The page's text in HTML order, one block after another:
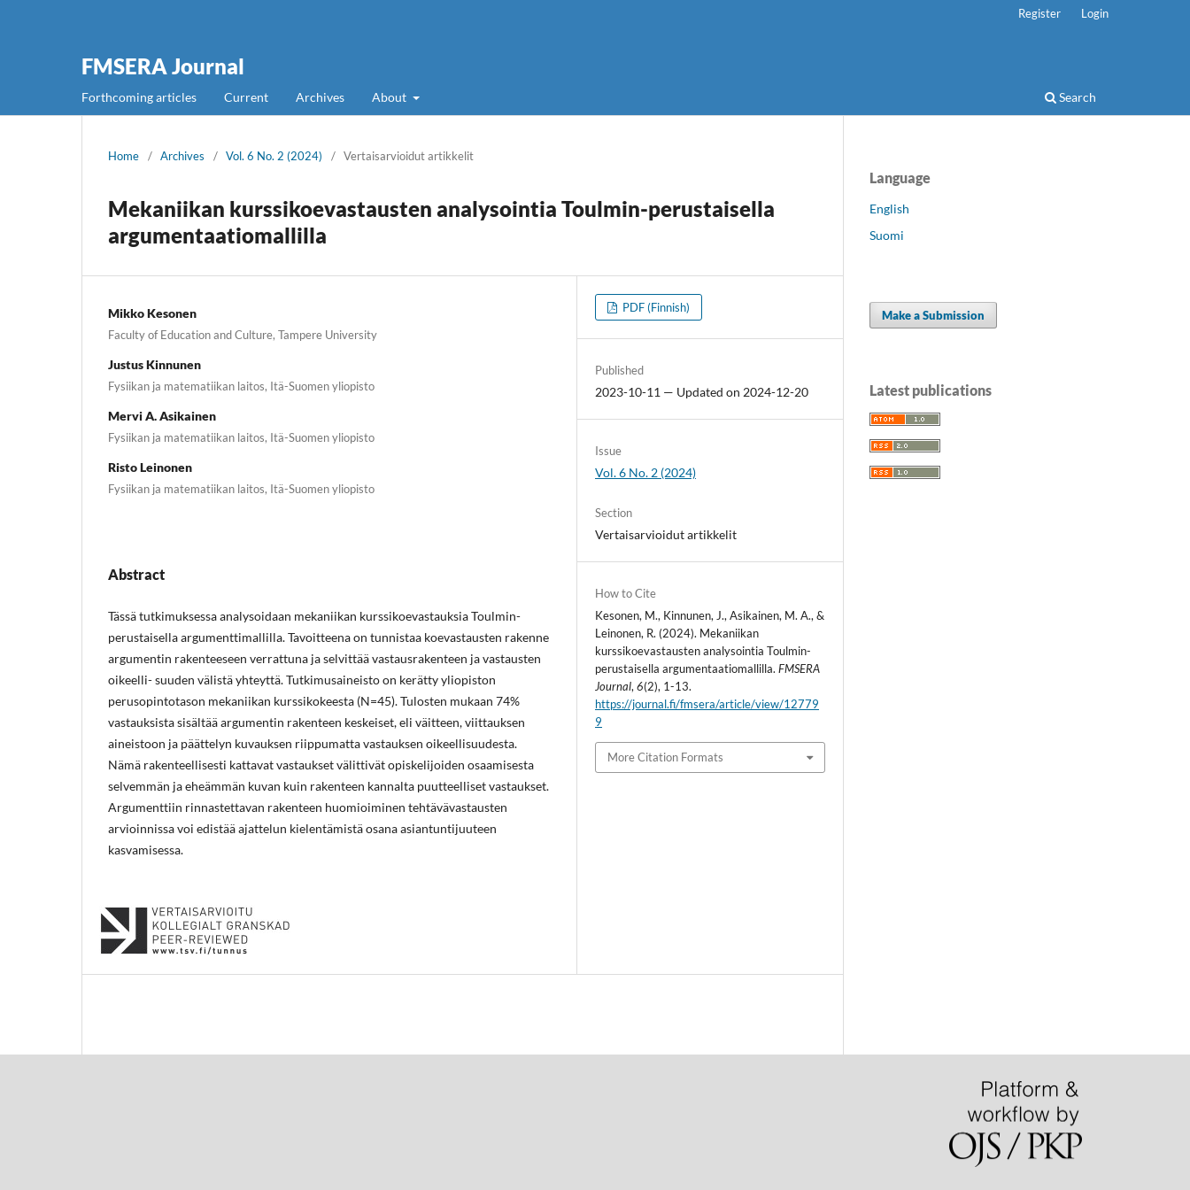
FMSERA Journal
Forthcoming articles Current Archives About Search
Register Login
Home / Archives / Vol. 6 No. 2 (2024) / Vertaisarvioidut artikkelit
Mekaniikan kurssikoevastausten analysointia Toulmin-perustaisella
argumentaatiomallilla
Mikko Kesonen
Faculty of Education and Culture, Tampere University
Justus Kinnunen
Fysiikan ja matematiikan laitos, Itä-Suomen yliopisto
Mervi A. Asikainen
Fysiikan ja matematiikan laitos, Itä-Suomen yliopisto
Risto Leinonen
Fysiikan ja matematiikan laitos, Itä-Suomen yliopisto
Abstract
Tässä tutkimuksessa analysoidaan mekaniikan kurssikoevastauksia Toulmin-
perustaisella argumenttimallilla. Tavoitteena on tunnistaa koevastausten rakenne
argumentin rakenteeseen verrattuna ja selvittää vastausrakenteen ja vastausten
oikeelli- suuden välistä yhteyttä. Tutkimusaineisto on kerätty yliopiston
perusopintotason mekaniikan kurssikokeesta (N=45). Tulosten mukaan 74%
vastauksista sisältää argumentin rakenteen keskeiset, eli väitteen, viittauksen
aineistoon ja päättelyn kuvauksen riippumatta vastauksen oikeellisuudesta.
Nämä rakenteellisesti kattavat vastaukset välittivät opiskelijoiden osaamisesta
selvemmän ja eheämmän kuvan kuin rakenteen kannalta puutteelliset vastaukset.
Argumenttiin rinnastettavan rakenteen huomioiminen tehtävävastausten
arvioinnissa voi edistää ajattelun kielentämistä osana asiantuntijuuteen
kasvamisessa.
PDF (Finnish)
Published
2023-10-11 — Updated on 2024-12-20
Issue
Vol. 6 No. 2 (2024)
Section
Vertaisarvioidut artikkelit
How to Cite
Kesonen, M., Kinnunen, J., Asikainen, M. A., &
Leinonen, R. (2024). Mekaniikan
kurssikoevastausten analysointia Toulmin-
perustaisella argumentaatiomallilla.FMSERA
Journal,6(2), 1-13.
https://journal.fi/fmsera/article/view/12779
9
More Citation Formats
Language
English
Suomi
Make a Submission
Latest publications